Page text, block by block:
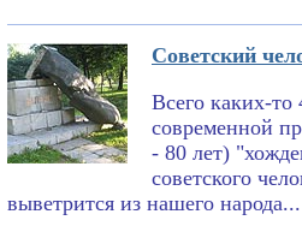
Советский
Всего каких-то
современной
- 80 лет)
советского
выветрится из нашего народа...